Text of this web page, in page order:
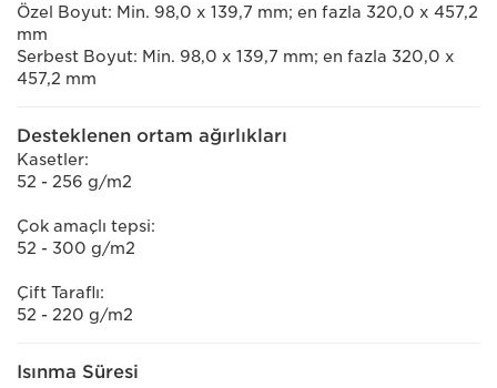
Özel Boyut: Min. 98,0 x 139,7 mm; en fazla 320,0 x 457,2
mm
Serbest Boyut: Min. 98,0 x 139,7 mm; en fazla 320,0 x
457,2 mm
Desteklenen ortam ağırlıkları
Kasetler:
52 - 256 g/m2
Çok amaçlı tepsi:
52 - 300 g/m2
Çift Taraflı:
52 - 220 g/m2
Isınma Süresi